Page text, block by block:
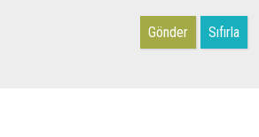
Gönder Sıfırla